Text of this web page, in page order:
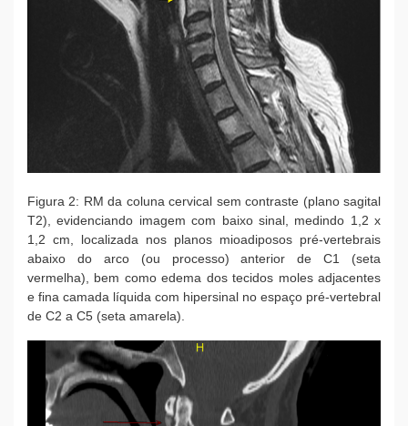
Figura 2: RM da coluna cervical sem contraste (plano sagital
T2), evidenciando imagem com baixo sinal, medindo 1,2 x
1,2 cm, localizada nos planos mioadiposos pré-vertebrais
abaixo do arco (ou processo) anterior de C1 (seta
vermelha), bem como edema dos tecidos moles adjacentes
e fina camada líquida com hipersinal no espaço pré-vertebral
de C2 a C5 (seta amarela).